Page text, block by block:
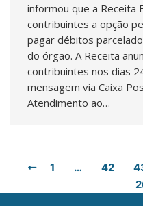
informou que a Receita
contribuintes a opção
pagar débitos
do órgão. A Receita
contribuintes nos dias
mensagem via Caixa
Atendimento ao…
1 … 42